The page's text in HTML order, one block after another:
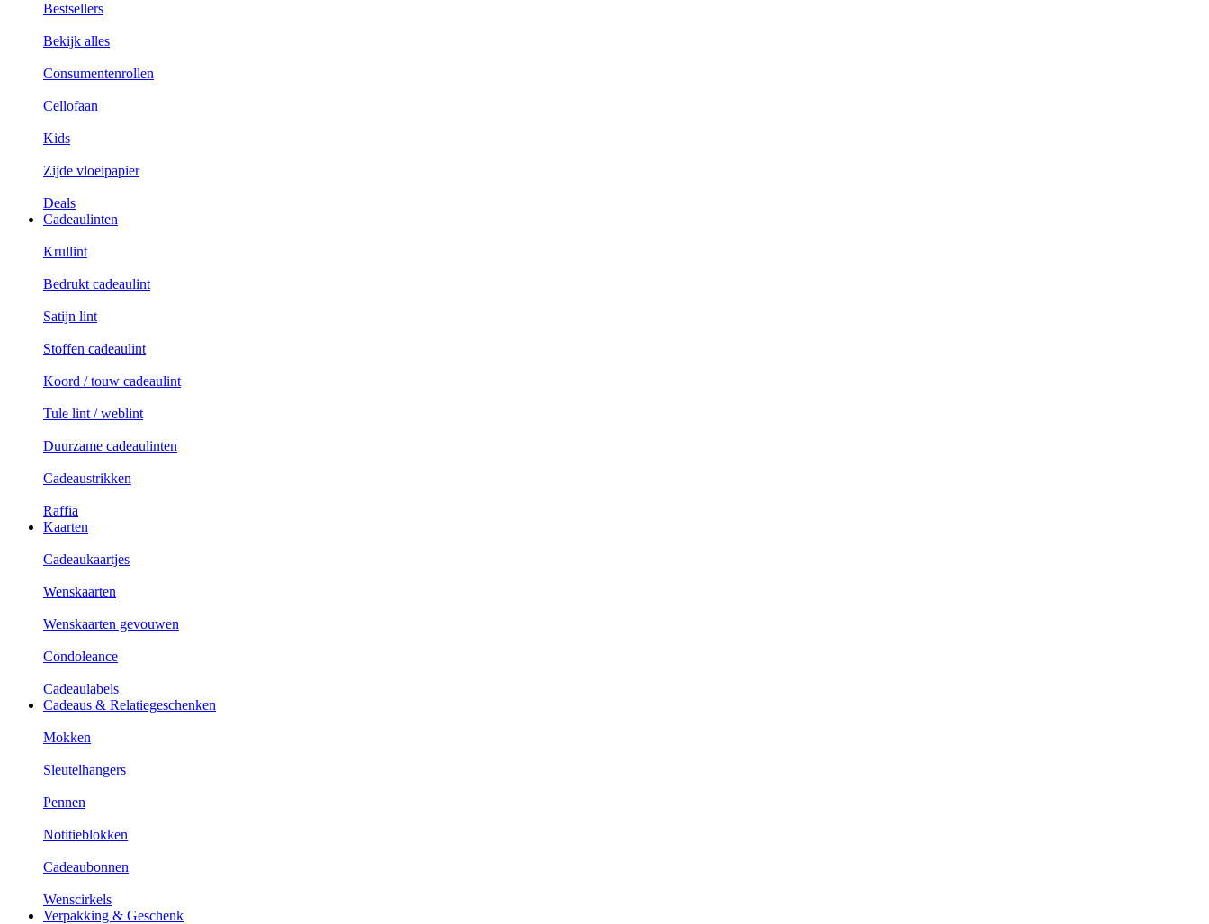
Bestsellers
Bekijk alles
Consumentenrollen
Cellofaan
Kids
Zijde vloeipapier
Deals
Cadeaulinten
Krullint
Bedrukt cadeaulint
Satijn lint
Stoffen cadeaulint
Koord / touw cadeaulint
Tule lint / weblint
Duurzame cadeaulinten
Cadeaustrikken
Raffia
Kaarten
Cadeaukaartjes
Wenskaarten
Wenskaarten gevouwen
Condoleance
Cadeaulabels
Cadeaus & Relatiegeschenken
Mokken
Sleutelhangers
Pennen
Notitieblokken
Cadeaubonnen
Wenscirkels
Verpakking & Geschenk